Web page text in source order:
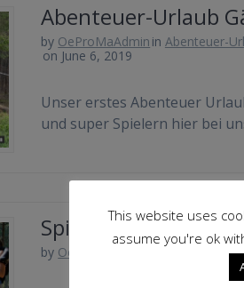
Abenteuer-Urlaub
by OeProMaAdmin in Abenteuer-
on June 6, 2019
Unser erstes Abenteuer
und super Spielern hier bei
Spieler Feedback
by OeProMaAdmin Lazer
This website uses
assume you're ok